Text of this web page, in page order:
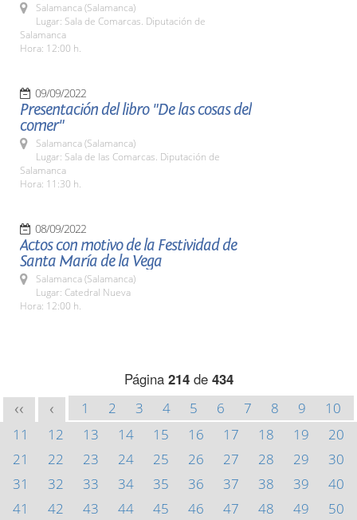
Salamanca (Salamanca)
Lugar: Sala de Comarcas. Diputación de
Salamanca
Hora: 12:00 h.
09/09/2022
Presentación del libro "De las cosas del
comer"
Salamanca (Salamanca)
Lugar: Sala de las Comarcas. Diputación de
Salamanca
Hora: 11:30 h.
08/09/2022
Actos con motivo de la Festividad de
Santa María de la Vega
Salamanca (Salamanca)
Lugar: Catedral Nueva
Hora: 12:00 h.
Página 214de 434
<< < 1 2 3 4 5 6 7 8 9
10
11
12 13 14 15 16 17 18 19
20
21
22 23 24 25 26 27 28 29
30
31
32 33 34 35 36 37 38 39
40
41
42 43 44 45 46 47 48 49
50